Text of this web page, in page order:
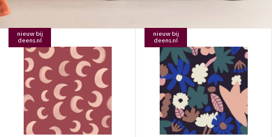
nieuw bij
deens.nl
nieuw bij
deens.nl